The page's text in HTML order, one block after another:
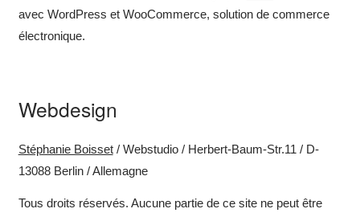
avec WordPress et WooCommerce, solution de commerce
électronique.
Webdesign
Stéphanie Boisset/ Webstudio / Herbert-Baum-Str.11 / D-
13088 Berlin / Allemagne
Tous droits réservés. Aucune partie de ce site ne peut être